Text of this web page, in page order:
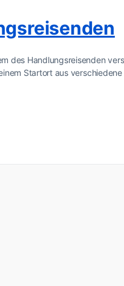
des Handlungsreisenden
Startort aus